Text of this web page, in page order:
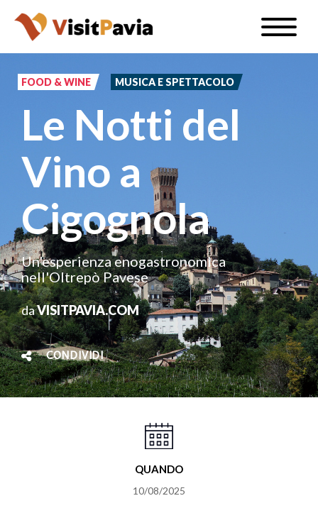
Salta
contenuto
principale
Toggle
IT
#visitpavia
FOOD & WINE MUSICA E SPETTACOLO
Le Notti del
Vino a
Cigognola
Un'esperienza enogastronomica
nell'Oltrepò Pavese
daVISITPAVIA.COM
CONDIVIDI
QUANDO
10/08/2025